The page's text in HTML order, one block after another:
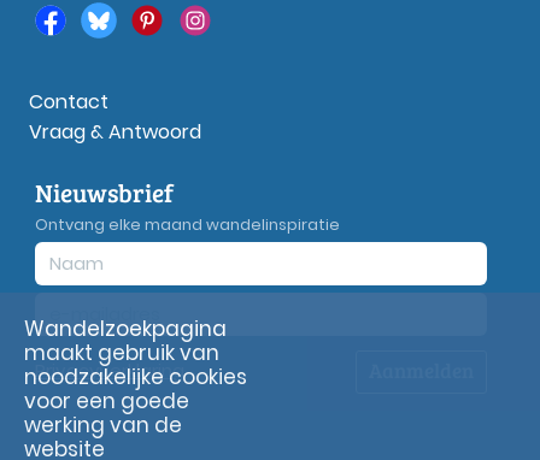
Contact
Vraag & Antwoord
Nieuwsbrief
Ontvang elke maand wandelinspiratie
Privacyverklaring
Wandelzoekpagina
maakt gebruik van
noodzakelijke cookies
voor een goede
werking van de
website